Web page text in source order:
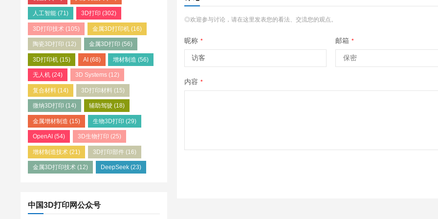
人工智能 (71) 3D打印 (302)
3D打印技术 (105) 金属3D打印机(16)
陶瓷3D打印 (12) 金属3D打印 (56)
3D打印机 (15) AI(68) 增材制造 (56)
无人机 (24) 3D Systems(12)
复合材料 (14) 3D打印材料 (15)
微纳3D打印 (14) 辅助驾驶 (18)
金属增材制造 (15) 生物3D打印 (29)
OpenAI (54) 3D生物打印 (25)
增材制造技术 (21) 3D打印部件(16)
金属3D打印技术 (12) DeepSeek(23)
中国3D打印网公众号
◎欢迎参与讨论，请在这里发表您的看法、交流您的观点。
昵称 * 邮箱 *
内容 *